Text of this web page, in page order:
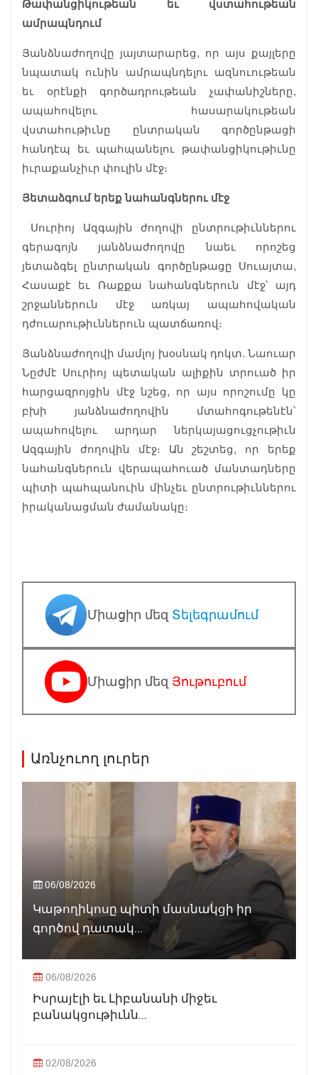
Թափանցիկութեան եւ վստահութեան
ամրապնդում
Յանձնաժողովը յայտարարեց, որ այս քայլերը
նպատակ ունին ամրապնդելու ազնուութեան
եւ օրէնքի գործադրութեան չափանիշները,
ապահովելու հասարակութեան
վստահութիւնը ընտրական գործընթացի
հանդէպ եւ պահպանելու թափանցիկութիւնը
իւրաքանչիւր փուլին մէջ։
Յետաձգում երեք նահանգներու մէջ
Սուրիոյ Ազգային ժողովի ընտրութիւններու
գերագոյն յանձնաժողովը նաեւ որոշեց
յետաձգել ընտրական գործընթացը Սուայտա,
Հասաքէ եւ Ռաքքա նահանգներուն մէջ՝ այդ
շրջաններուն մէջ առկայ ապահովական
դժուարութիւններուն պատճառով։
Յանձնաժողովի մամլոյ խօսնակ դոկտ. Նաուար
Նըժմէ Սուրիոյ պետական ալիքին տրուած իր
հարցազրոյցին մէջ նշեց, որ այս որոշումը կը
բխի յանձնաժողովին մտահոգութենէն՝
ապահովելու արդար ներկայացուցչութիւն
Ազգային ժողովին մէջ։ Ան շեշտեց, որ երեք
նահանգներուն վերապահուած մանտադները
պիտի պահպանուին մինչեւ ընտրութիւններու
իրականացման ժամանակը։
Միացիր մեզ Տելեգրամում
Միացիր մեզ Յութուբում
Առնչուող լուրեր
06/08/2026
Կաթողիկոսը պիտի մասնակցի իր
գործով դատակ...
06/08/2026
Իսրայէլի եւ Լիբանանի միջեւ
բանակցութիւնն...
02/08/2026